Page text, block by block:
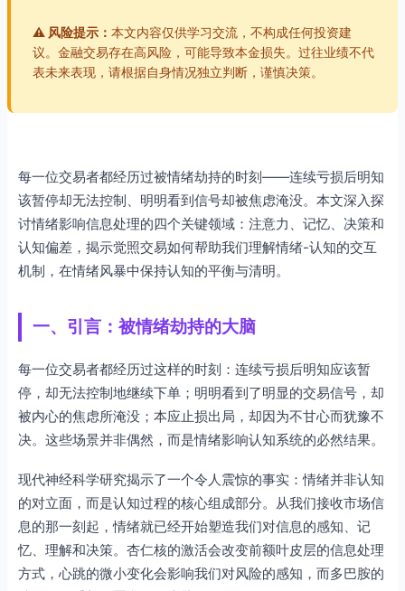
4.2 交易决策中的情绪干扰
4.3 觉照交易中的决策优化
5.3 觉照交易中的偏差纠正
六、情绪-认知整合模型
6.1 四个层次的整合
6.2 实践路径
⚠️ 风险提示： 本文内容仅供学习交流，不构成任何投资建
议。金融交易存在高风险，可能导致本金损失。过往业绩不代
表未来表现，请根据自身情况独立判断，谨慎决策。
每一位交易者都经历过被情绪劫持的时刻——连续亏损后明知
该暂停却无法控制、明明看到信号却被焦虑淹没。本文深入探
讨情绪影响信息处理的四个关键领域：注意力、记忆、决策和
认知偏差，揭示觉照交易如何帮助我们理解情绪-认知的交互
机制，在情绪风暴中保持认知的平衡与清明。
一、引言：被情绪劫持的大脑
每一位交易者都经历过这样的时刻：连续亏损后明知应该暂
停，却无法控制地继续下单；明明看到了明显的交易信号，却
被内心的焦虑所淹没；本应止损出局，却因为不甘心而犹豫不
决。这些场景并非偶然，而是情绪影响认知系统的必然结果。
现代神经科学研究揭示了一个令人震惊的事实：情绪并非认知
的对立面，而是认知过程的核心组成部分。从我们接收市场信
息的那一刻起，情绪就已经开始塑造我们对信息的感知、记
忆、理解和决策。杏仁核的激活会改变前额叶皮层的信息处理
方式，心跳的微小变化会影响我们对风险的感知，而多巴胺的